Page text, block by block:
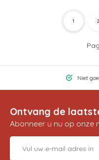
1 2
Niet
Ontvang de
Abonneer u nu op onze